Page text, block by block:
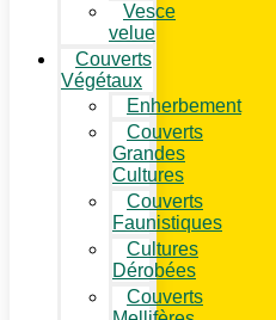
Vesce
velue
Couverts
Végétaux
Enherbement
Couverts
Grandes
Cultures
Couverts
Faunistiques
Cultures
Dérobées
Couverts